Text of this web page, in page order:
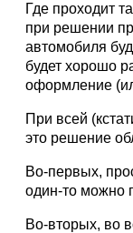
Где проходит
при решении
автомобиля
будет хорошо
оформление
При всей
это решение
Во-первых,
один-то можно
Во-вторых, во